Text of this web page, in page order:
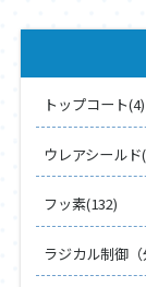
トップコート(4)
ウレアシールド
フッ素(132)
ラジカル制御